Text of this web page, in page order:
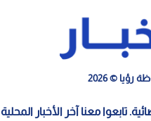
© 2026
تابعوا معنا آخر الأخبار المحلية